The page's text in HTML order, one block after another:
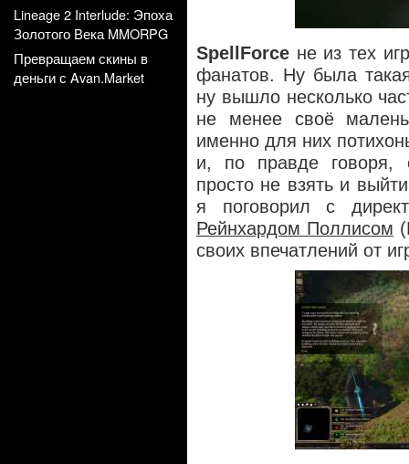
Lineage 2 Interlude: Эпоха
Золотого Века MMORPG
Превращаем скины в
деньги с Avan.Market
SpellForce не из тех
фанатов. Ну была
ну вышло несколько
не менее своё
именно для них
и, по правде говоря,
просто не взять и
я поговорил с
Рейнхардом Поллисом
своих впечатлений от